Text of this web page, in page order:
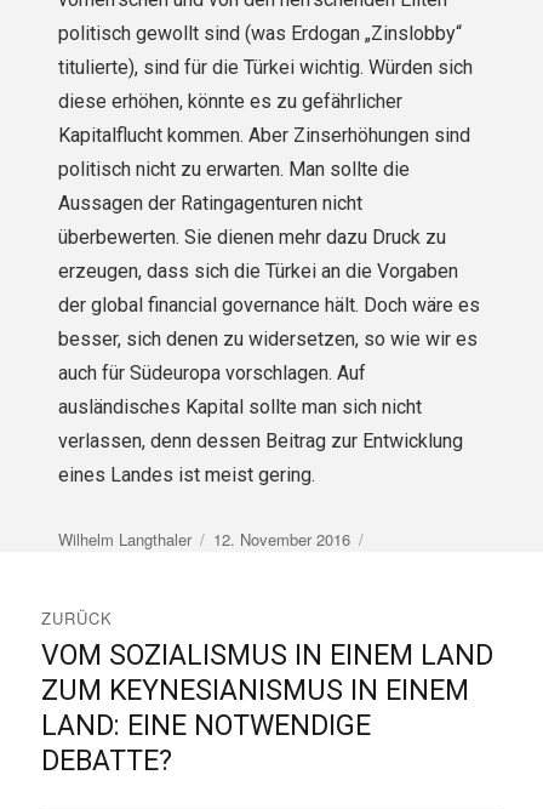
politisch gewollt sind (was Erdogan „Zinslobby“
titulierte), sind für die Türkei wichtig. Würden sich
diese erhöhen, könnte es zu gefährlicher
Kapitalflucht kommen. Aber Zinserhöhungen sind
politisch nicht zu erwarten. Man sollte die
Aussagen der Ratingagenturen nicht
überbewerten. Sie dienen mehr dazu Druck zu
erzeugen, dass sich die Türkei an die Vorgaben
der global financial governance hält. Doch wäre es
besser, sich denen zu widersetzen, so wie wir es
auch für Südeuropa vorschlagen. Auf
ausländisches Kapital sollte man sich nicht
verlassen, denn dessen Beitrag zur Entwicklung
eines Landes ist meist gering.
Autor
Wilhelm Langthaler
Veröffentlicht
12. November 2016
ZURÜCK
Vorheriger
Beitrag:
VOM SOZIALISMUS IN EINEM LAND
ZUM KEYNESIANISMUS IN EINEM
LAND: EINE NOTWENDIGE
DEBATTE?